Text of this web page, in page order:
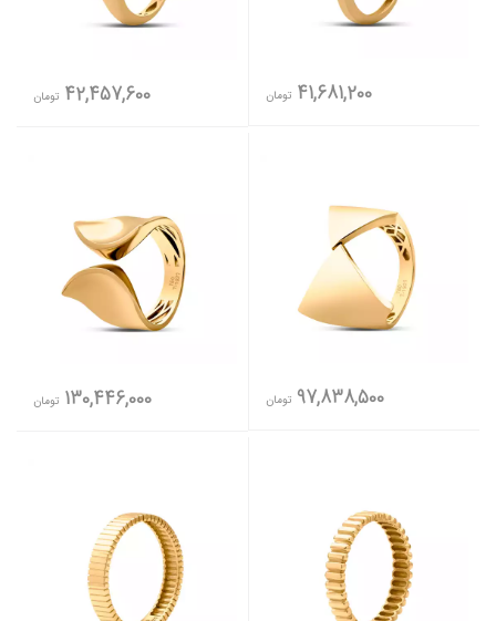
41,681,200 تومان 42,457,600 تومان
97,838,500 تومان 130,446,000 تومان